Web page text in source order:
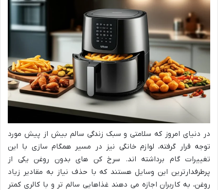
در دنیای امروز که سلامتی و سبک زندگی سالم بیش از پیش مورد
توجه قرار گرفته، لوازم خانگی نیز در مسیر همگام سازی با این
تغییرات گام برداشته اند. سرخ کن های بدون روغن یکی از
پرطرفدارترین این وسایل هستند که با حذف نیاز به مقادیر زیاد
روغن، به کاربران اجازه می دهند غذاهایی سالم تر و با کالری کمتر